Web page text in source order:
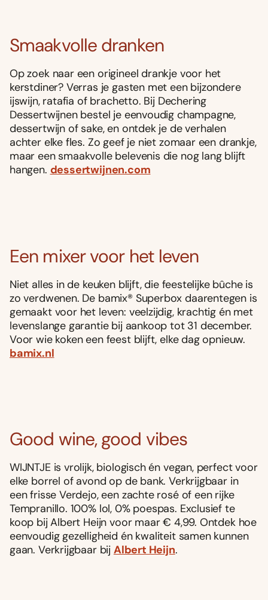
Smaakvolle dranken
Op zoek naar een origineel drankje voor het
kerstdiner? Verras je gasten met een bijzondere
ijswijn, ratafia of brachetto. Bij Dechering
Dessertwijnen bestel je eenvoudig champagne,
dessertwijn of sake, en ontdek je de verhalen
achter elke fles. Zo geef je niet zomaar een drankje,
maar een smaakvolle belevenis die nog lang blijft
hangen. dessertwijnen.com
Een mixer voor het leven
Niet alles in de keuken blijft, die feestelijke bûche is
zo verdwenen. De bamix® Superbox daarentegen is
gemaakt voor het leven: veelzijdig, krachtig én met
levenslange garantie bij aankoop tot 31 december.
Voor wie koken een feest blijft, elke dag opnieuw.
bamix.nl
Good wine, good vibes
WIJNTJE is vrolijk, biologisch én vegan, perfect voor
elke borrel of avond op de bank. Verkrijgbaar in
een frisse Verdejo, een zachte rosé of een rijke
Tempranillo. 100% lol, 0% poespas. Exclusief te
koop bij Albert Heijn voor maar € 4,99. Ontdek hoe
eenvoudig gezelligheid én kwaliteit samen kunnen
gaan. Verkrijgbaar bij Albert Heijn.